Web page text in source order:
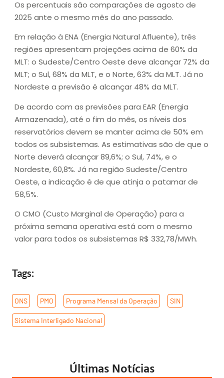
Os percentuais são comparações de agosto de
2025 ante o mesmo mês do ano passado.
Em relação à ENA (Energia Natural Afluente), três
regiões apresentam projeções acima de 60% da
MLT: o Sudeste/Centro Oeste deve alcançar 72% da
MLT; o Sul, 68% da MLT, e o Norte, 63% da MLT. Já no
Nordeste a previsão é alcançar 48% da MLT.
De acordo com as previsões para EAR (Energia
Armazenada), até o fim do mês, os níveis dos
reservatórios devem se manter acima de 50% em
todos os subsistemas. As estimativas são de que o
Norte deverá alcançar 89,6%; o Sul, 74%, e o
Nordeste, 60,8%. Já na região Sudeste/Centro
Oeste, a indicação é de que atinja o patamar de
58,5%.
O CMO (Custo Marginal de Operação) para a
próxima semana operativa está com o mesmo
valor para todos os subsistemas R$ 332,78/MWh.
Tags:
ONS PMO Programa Mensal da Operação SIN
Sistema Interligado Nacional
Últimas Notícias